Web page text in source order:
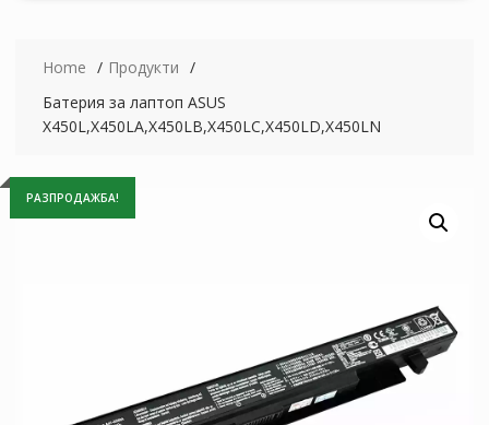
Home
Продукти
Батерия за лаптоп ASUS
X450L,X450LA,X450LB,X450LC,X450LD,X450LN
РАЗПРОДАЖБА!